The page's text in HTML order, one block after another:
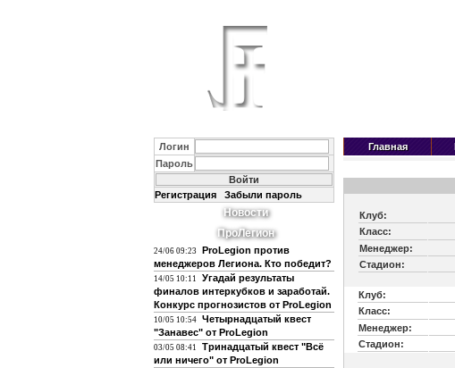
Логин
Пароль
Регистрация Забыли пароль
Новости
ПроЛегион
24/06 09:23
ProLegion против
менеджеров Легиона. Кто победит?
14/05 10:11
Угадай результаты
финалов интеркубков и заработай.
Конкурс прогнозистов от ProLegion
10/05 10:54 Четырнадцатый квест
"Занавес" от ProLegion
03/05 08:41
Тринадцатый квест "Всё
или ничего" от ProLegion
Главная
Клуб:
Класс:
Менеджер:
Стадион:
Клуб:
Класс:
Менеджер:
Стадион: